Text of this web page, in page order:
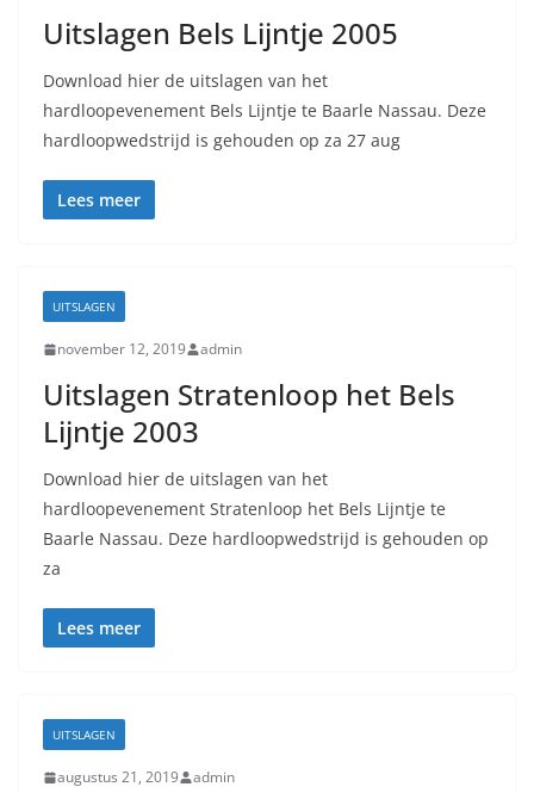
Uitslagen Bels Lijntje 2005
Download hier de uitslagen van het
hardloopevenement Bels Lijntje te Baarle Nassau. Deze
hardloopwedstrijd is gehouden op za 27 aug
Lees meer
UITSLAGEN
november 12, 2019 admin
Uitslagen Stratenloop het Bels
Lijntje 2003
Download hier de uitslagen van het
hardloopevenement Stratenloop het Bels Lijntje te
Baarle Nassau. Deze hardloopwedstrijd is gehouden op
za
Lees meer
UITSLAGEN
augustus 21, 2019 admin